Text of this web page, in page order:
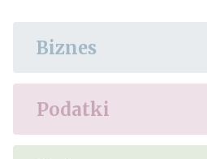
Biznes
Podatki